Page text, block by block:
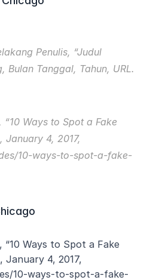
Penulis, “Judul
, Bulan Tanggal, Tahun, URL.
Ways to Spot a Fake
, January 4, 2017,
10-ways-to-spot-a-fake-
“10 Ways to Spot a Fake
, January 4, 2017,
10-ways-to-spot-a-fake-